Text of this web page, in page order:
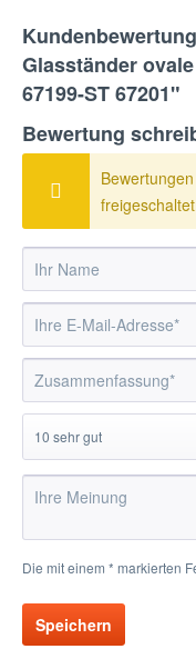
Glasständer
67199-ST 67201"
Bewertung
Die mit einem * markierten
Speichern